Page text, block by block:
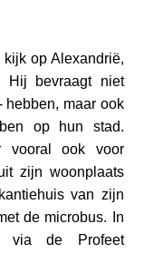
op Alexandrië,
Hij bevraagt niet
maar ook
op hun stad.
vooral ook voor
zijn woonplaats
van zijn
de microbus. In
via de Profeet